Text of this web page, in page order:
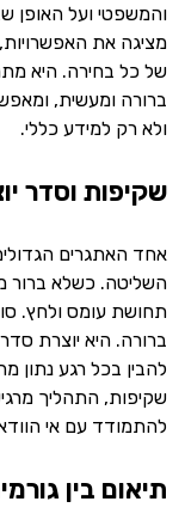
והמשפטי ועל האופן
מציגה את
של כל בחירה. היא
ברורה ומעשית,
ולא רק למידע כללי.
שקיפות וסדר
אחד האתגרים
השליטה. כשלא ברור
תחושת עומס ולחץ.
ברורה. היא יוצרת
להבין בכל רגע נתון
שקיפות, התהליך
להתמודד עם אי
תיאום בין